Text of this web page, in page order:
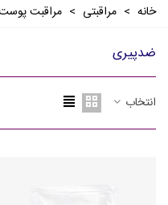
خانه > مراقبتی > مراقبت
ضدپیری
انتخاب